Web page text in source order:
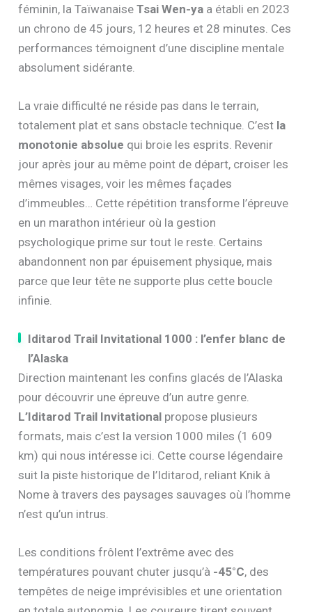
féminin, la TaïwanaiseTsai Wen-ya a établi en 2023
un chrono de 45 jours, 12 heures et 28 minutes. Ces
performances témoignent d’une discipline mentale
absolument sidérante.
La vraie difficulté ne réside pas dans le terrain,
totalement plat et sans obstacle technique. C’est la
monotonie absolue qui broie les esprits. Revenir
jour après jour au même point de départ, croiser les
mêmes visages, voir les mêmes façades
d’immeubles… Cette répétition transforme l’épreuve
en un marathon intérieur où la gestion
psychologique prime sur tout le reste. Certains
abandonnent non par épuisement physique, mais
parce que leur tête ne supporte plus cette boucle
infinie.
Iditarod Trail Invitational 1000 : l’enfer blanc de
l’Alaska
Direction maintenant les confins glacés de l’Alaska
pour découvrir une épreuve d’un autre genre.
L’Iditarod Trail Invitational propose plusieurs
formats, mais c’est la version 1000 miles (1 609
km) qui nous intéresse ici. Cette course légendaire
suit la piste historique de l’Iditarod, reliant Knik à
Nome à travers des paysages sauvages où l’homme
n’est qu’un intrus.
Les conditions frôlent l’extrême avec des
températures pouvant chuter jusqu’à -45°C, des
tempêtes de neige imprévisibles et une orientation